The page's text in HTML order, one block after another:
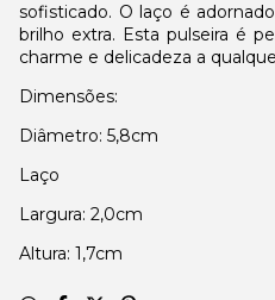
sofisticado. O laço é
brilho extra. Esta pulseira é
charme e delicadeza a
Dimensões:
Diâmetro: 5,8cm
Laço
Largura: 2,0cm
Altura: 1,7cm